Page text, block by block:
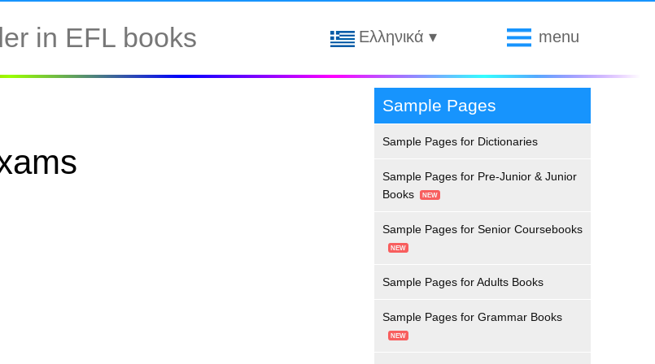
in EFL books Ελληνικά ▾ menu
Sample Pages
Sample Pages for Dictionaries
Sample Pages for Pre-Junior & Junior
Books
Sample Pages for Senior Coursebooks
Sample Pages for Adults Books
Sample Pages for Grammar Books